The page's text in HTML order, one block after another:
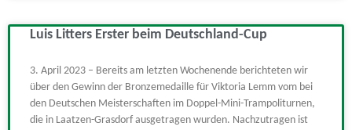
Luis Litters Erster beim Deutschland-Cup
3. April 2023 – Bereits am letzten Wochenende berichteten wir
über den Gewinn der Bronzemedaille für Viktoria Lemm vom bei
den Deutschen Meisterschaften im Doppel-Mini-Trampoliturnen,
die in Laatzen-Grasdorf ausgetragen wurden. Nachzutragen ist